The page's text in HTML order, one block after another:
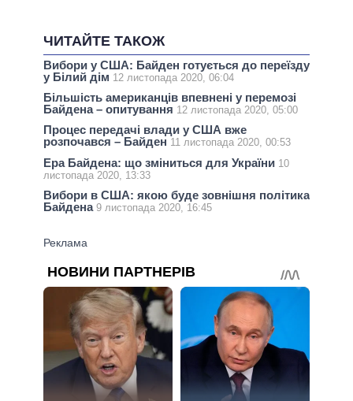
ЧИТАЙТЕ ТАКОЖ
Вибори у США: Байден готується до переїзду
у Білий дім 12 листопада 2020, 06:04
Більшість американців впевнені у перемозі
Байдена – опитування 12 листопада 2020, 05:00
Процес передачі влади у США вже
розпочався – Байден 11 листопада 2020, 00:53
Ера Байдена: що зміниться для України 10
листопада 2020, 13:33
Вибори в США: якою буде зовнішня політика
Байдена 9 листопада 2020, 16:45